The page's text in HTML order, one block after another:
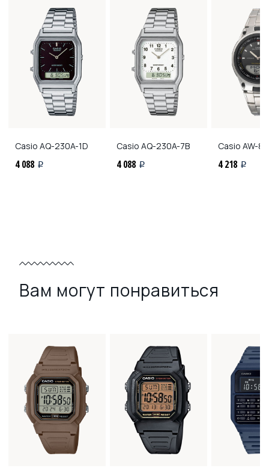
Casio AQ-230A-1D
4 088 i
Casio AQ-230A-7B
4 088 i
CasioAW-
4 218 i
Вам могут понравиться